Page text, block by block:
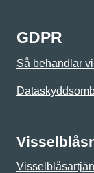
GDPR
Så behandlar